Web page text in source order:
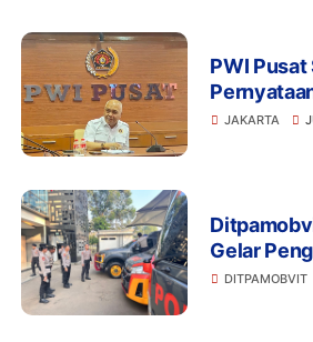
PWI Pusat
Minta
JAKARTA
Gelar
DITPAMOBVIT